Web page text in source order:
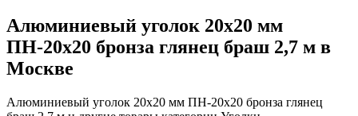
Алюминиевый уголок 20х20 мм
ПН-20х20 бронза глянец браш 2,7 м в
Москве
Алюминиевый уголок 20х20 мм ПН-20х20 бронза глянец